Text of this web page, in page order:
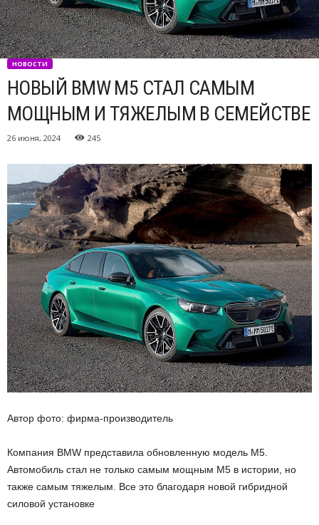
НОВОСТИ
НОВЫЙ BMW M5 СТАЛ САМЫМ
МОЩНЫМ И ТЯЖЕЛЫМ В СЕМЕЙСТВЕ
26 июня, 2024 245
Автор фото: фирма-производитель
Компания BMW представила обновленную модель M5.
Автомобиль стал не только самым мощным M5 в истории, но
также самым тяжелым. Все это благодаря новой гибридной
силовой установке